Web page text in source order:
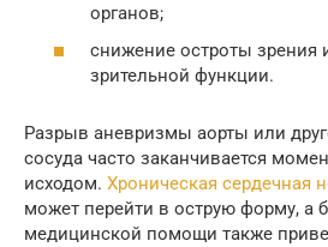
органов;
снижение остроты зрения
зрительной функции.
Разрыв аневризмы аорты или
сосуда часто заканчивается
исходом. Хроническая сердечная
может перейти в острую форму, а
медицинской помощи также